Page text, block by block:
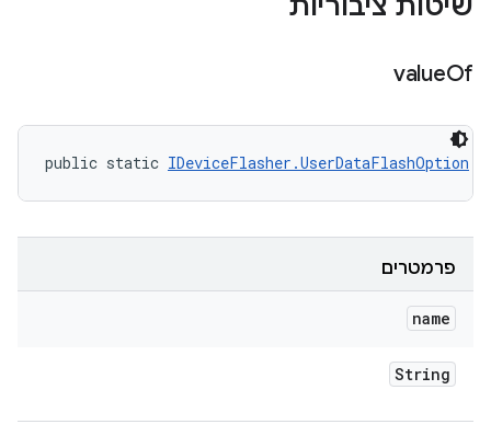
שיטות ציבוריות
valueOf
public static IDeviceFlasher.UserDataFlashOption
פרמטרים
name
String